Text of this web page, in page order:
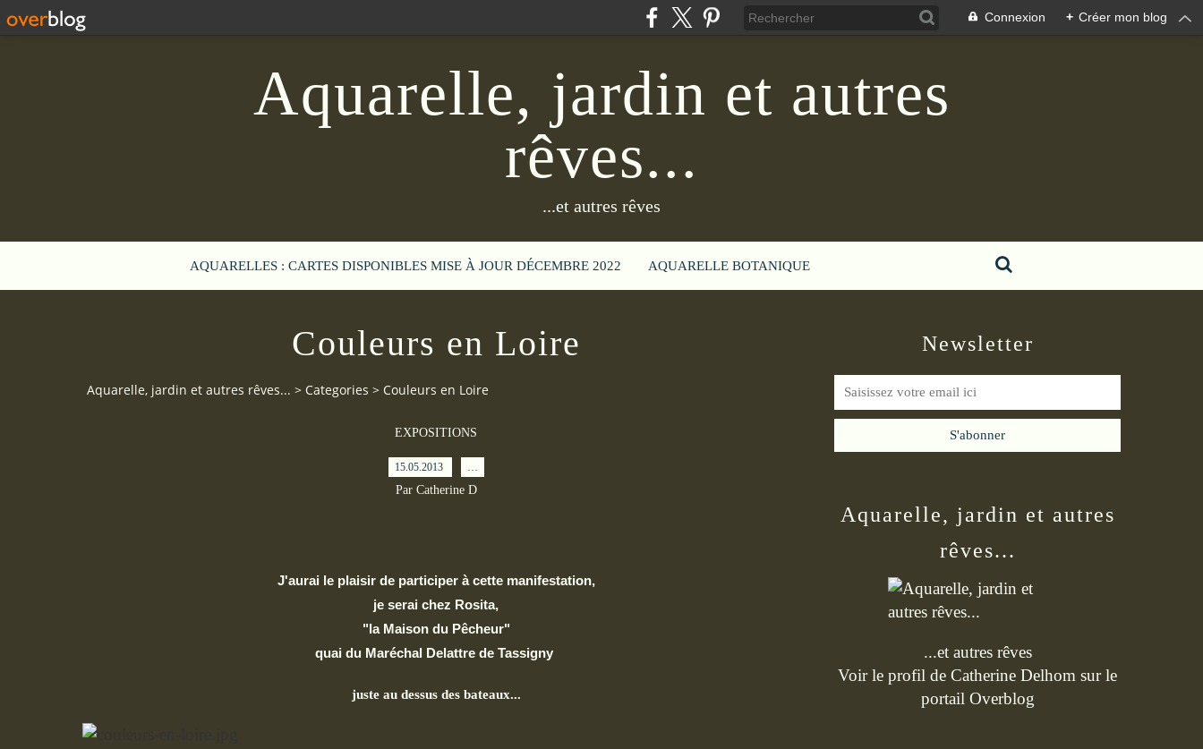
Connexion + Créer mon blog
Aquarelle, jardin et autres
rêves...
...et autres rêves
AQUARELLES : CARTES DISPONIBLES MISE À JOUR DÉCEMBRE 2022 AQUARELLE BOTANIQUE
Couleurs en Loire
Aquarelle, jardin et autres rêves... > Categories > Couleurs en Loire
EXPOSITIONS
15.05.2013
Par Catherine D
J'aurai le plaisir de participer à cette manifestation,
je serai chez Rosita,
"la Maison du Pêcheur"
quai du Maréchal Delattre de Tassigny
juste au dessus des bateaux...
Newsletter
Aquarelle, jardin et autres
rêves...
...et autres rêves
Voir le profil de Catherine Delhom sur le
portail Overblog